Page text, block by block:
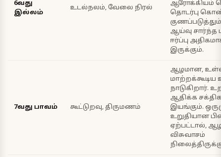
6வது
இல்லம்
உடல்நலம், வேலை நிரல்
ஆரோக்கியம்
தொடர்பு
ஆய்வு சார்ந்த
ஈர்ப்பு
இருக்கும்.
7வது பாவம் கூட்டுறவு, திருமணம்
ஆழமான,
நாடுகிறார்.
ஆதிக்க
இயங்கும்.
உறுதியான
ஏற்பட்டால்,
விசுவாசம்